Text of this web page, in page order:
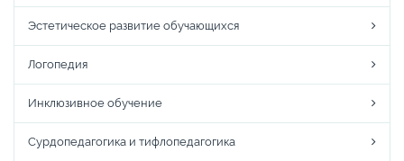
Эстетическое развитие обучающихся
Логопедия
Инклюзивное обучение
Сурдопедагогика и тифлопедагогика